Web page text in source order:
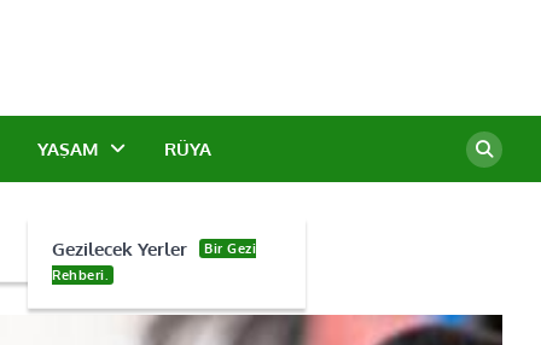
YAŞAM
Gezilecek Yerler
Bir Gezi
Rehberi.
RÜYA